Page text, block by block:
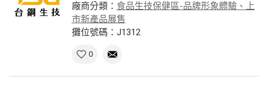
廠商分類： 食品生技保健區-品牌形象體驗、上
市新產品展售
攤位號碼：J1312
0